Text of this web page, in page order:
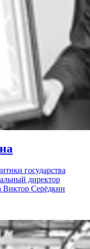
государства
директор
Виктор Серёдкин